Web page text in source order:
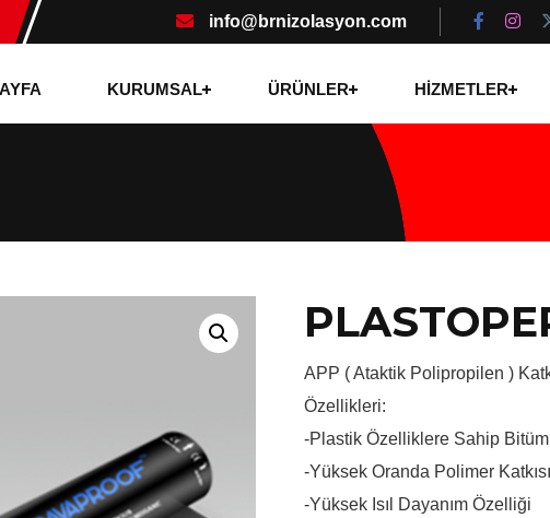
info@brnizolasyon.com
KURUMSAL ÜRÜNLER HİZMETLER
APP ( Ataktik Polipropilen )
Özellikleri:
-Plastik Özelliklere Sahip Bitüm
-Yüksek Oranda Polimer Katkısı
-Yüksek Isıl Dayanım Özelliği